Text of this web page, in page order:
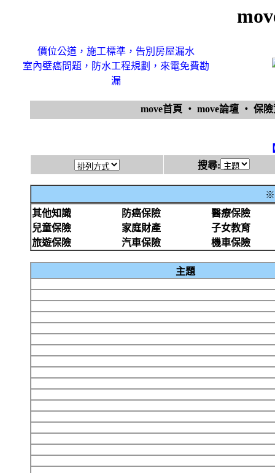
價位公道，施工標準，告別房屋漏水
室內壁癌問題，防水工程規劃，來電免費勘
漏
move首頁 ‧ move論壇 ‧ 保
搜尋:
※
其他知識
防癌保險
醫療保險
兒童保險
家庭財產
子女教育
旅遊保險
汽車保險 機車保險
主題